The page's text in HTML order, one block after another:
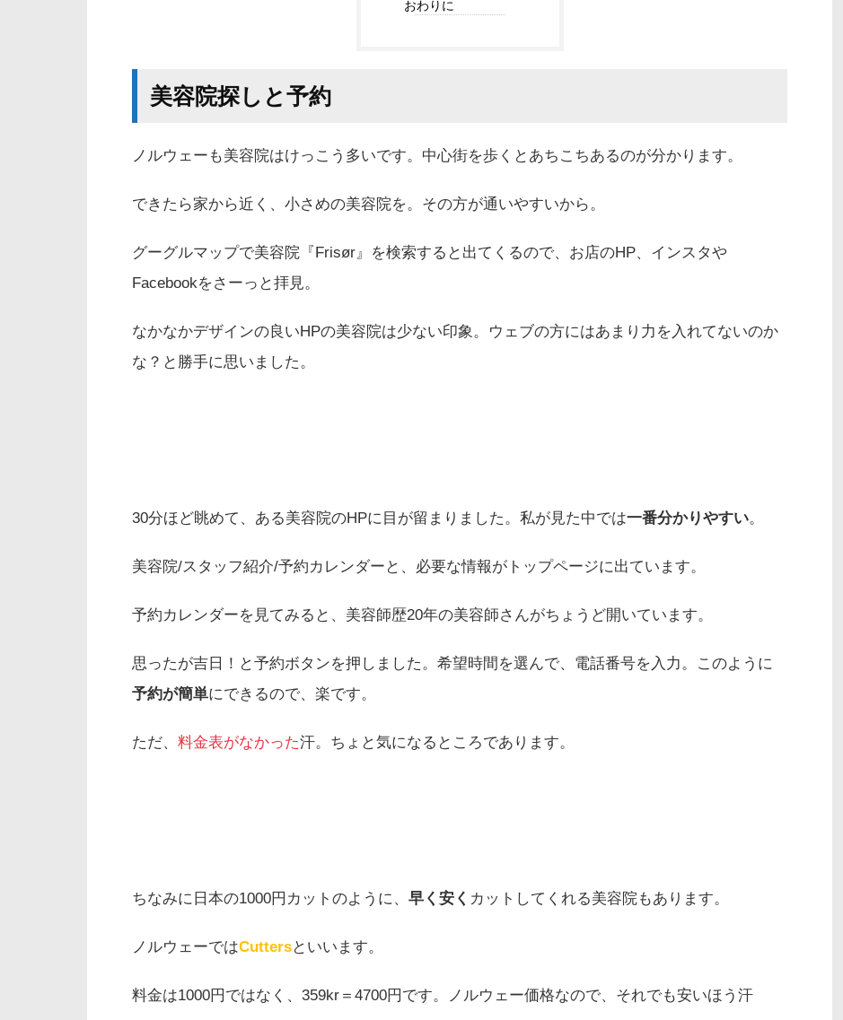
おわりに
美容院探しと予約
ノルウェーも美容院はけっこう多いです。中心街を歩くとあちこちあるのが分かります。
できたら家から近く、小さめの美容院を。その方が通いやすいから。
グーグルマップで美容院『Frisør』を検索すると出てくるので、お店のHP、インスタや
Facebookをさーっと拝見。
なかなかデザインの良いHPの美容院は少ない印象。ウェブの方にはあまり力を入れてないのか
な？と勝手に思いました。
30分ほど眺めて、ある美容院のHPに目が留まりました。私が見た中では一番分かりやすい。
美容院/スタッフ紹介/予約カレンダーと、必要な情報がトップページに出ています。
予約カレンダーを見てみると、美容師歴20年の美容師さんがちょうど開いています。
思ったが吉日！と予約ボタンを押しました。希望時間を選んで、電話番号を入力。このように
予約が簡単にできるので、楽です。
ただ、 料金表がなかった汗。ちょと気になるところであります。
ちなみに日本の1000円カットのように、 早く安く カットしてくれる美容院もあります。
ノルウェーではCuttersといいます。
料金は1000円ではなく、359kr＝4700円です。ノルウェー価格なので、それでも安いほう汗